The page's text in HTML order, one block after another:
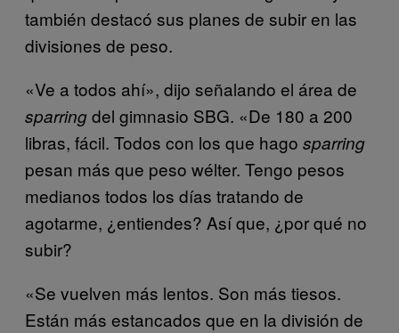
también destacó sus planes de subir en las
divisiones de peso.
«Ve a todos ahí», dijo señalando el área de
sparringdel gimnasio SBG. «De 180 a 200
libras, fácil. Todos con los que hago sparring
pesan más que peso wélter. Tengo pesos
medianos todos los días tratando de
agotarme, ¿entiendes? Así que, ¿por qué no
subir?
«Se vuelven más lentos. Son más tiesos.
Están más estancados que en la división de